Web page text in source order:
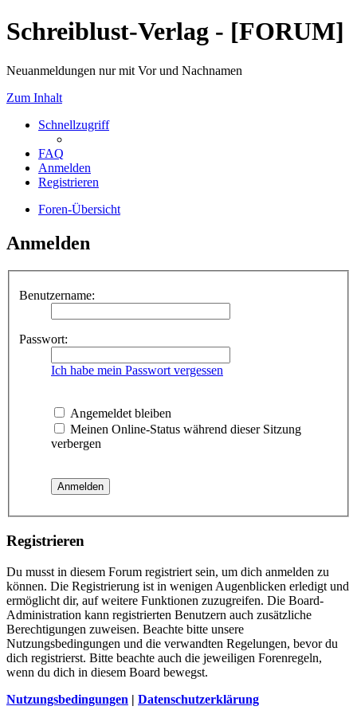
Schreiblust-Verlag - [FORUM]
Neuanmeldungen nur mit Vor und Nachnamen
Zum Inhalt
Schnellzugriff
FAQ
Anmelden
Registrieren
Foren-Übersicht
Anmelden
Benutzername:
Passwort:
Ich habe mein Passwort vergessen
Angemeldet bleiben
Meinen Online-Status während dieser Sitzung
verbergen
Registrieren
Du musst in diesem Forum registriert sein, um dich anmelden zu
können. Die Registrierung ist in wenigen Augenblicken erledigt und
ermöglicht dir, auf weitere Funktionen zuzugreifen. Die Board-
Administration kann registrierten Benutzern auch zusätzliche
Berechtigungen zuweisen. Beachte bitte unsere
Nutzungsbedingungen und die verwandten Regelungen, bevor du
dich registrierst. Bitte beachte auch die jeweiligen Forenregeln,
wenn du dich in diesem Board bewegst.
Nutzungsbedingungen | Datenschutzerklärung